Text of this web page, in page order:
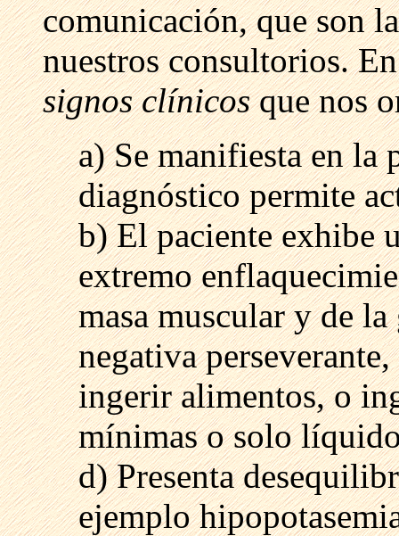
comunicación, que son
nuestros consultorios.
signos clínicosque nos
a) Se manifiesta en la
diagnóstico permite
b) El paciente exhibe
extremo
masa muscular y de
negativa
ingerir alimentos, o
mínimas o solo
d) Presenta
ejemplo